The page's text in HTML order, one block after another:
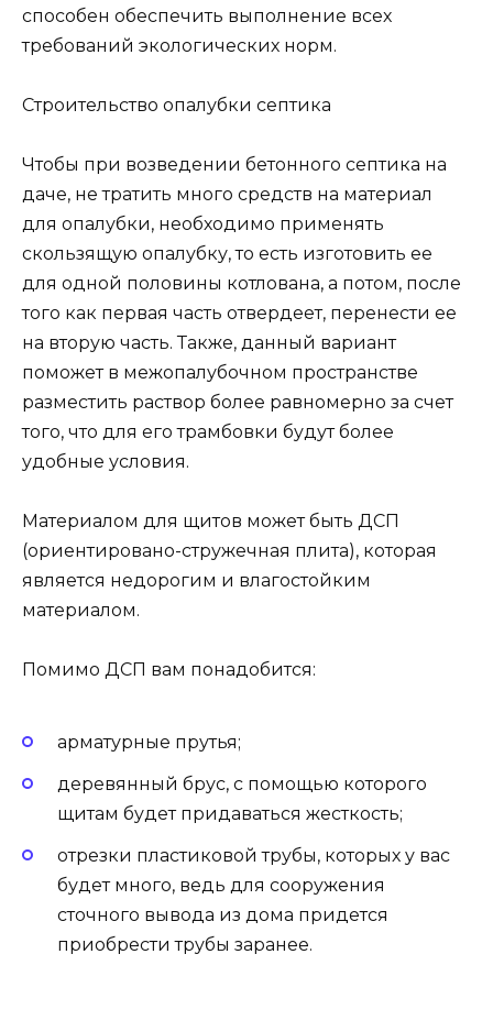
способен обеспечить выполнение всех
требований экологических норм.
Строительство опалубки септика
Чтобы при возведении бетонного септика на
даче, не тратить много средств на материал
для опалубки, необходимо применять
скользящую опалубку, то есть изготовить ее
для одной половины котлована, а потом, после
того как первая часть отвердеет, перенести ее
на вторую часть. Также, данный вариант
поможет в межопалубочном пространстве
разместить раствор более равномерно за счет
того, что для его трамбовки будут более
удобные условия.
Материалом для щитов может быть ДСП
(ориентировано-стружечная плита), которая
является недорогим и влагостойким
материалом.
Помимо ДСП вам понадобится:
арматурные прутья;
деревянный брус, с помощью которого
щитам будет придаваться жесткость;
отрезки пластиковой трубы, которых у вас
будет много, ведь для сооружения
сточного вывода из дома придется
приобрести трубы заранее.